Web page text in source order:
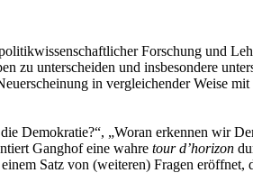
Forschung und
zu unterscheiden und insbesondere
in vergleichender Weise mit
Demokratie?“, „Woran erkennen wir
Ganghof eine wahre tour d’horizon
Satz von (weiteren) Fragen eröffnet,